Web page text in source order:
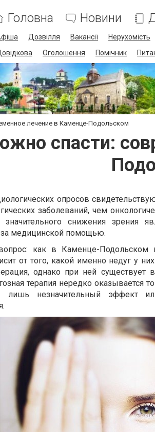
Головна Новини
Дозвілля Вакансії Нерухомість
Оголошення Помічник
лечение в Каменце-Подольском
спасти:
опросов
заболеваний, чем
значительного снижения зрения
за медицинской помощью.
как в Каменце-Подольском
от того, какой именно недуг у
однако при ней существует
терапия нередко оказывается
лишь незначительный эффект